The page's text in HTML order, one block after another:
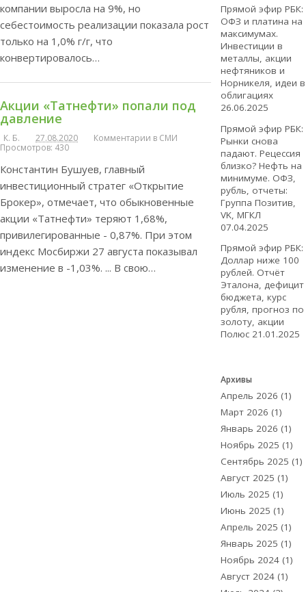
компании выросла на 9%, но
себестоимость реализации показала рост
только на 1,0% г/г, что
конвертировалось…
Акции «Татнефти» попали под
давление
К. Б. 27.08.2020
Комментарии в СМИ
Просмотров: 430
Константин Бушуев, главный
инвестиционный стратег «Открытие
Брокер», отмечает, что обыкновенные
акции «Татнефти» теряют 1,68%,
привилегированные - 0,87%. При этом
индекс Мосбиржи 27 августа показывал
изменение в -1,03%. ... В свою…
Прямой эфир РБК:
ОФЗ и платина на
максимумах.
Инвестиции в
металлы, акции
нефтяников и
Норникеля, идеи в
облигациях
26.06.2025
Прямой эфир РБК:
Рынки снова
падают. Рецессия
близко? Нефть на
минимуме. ОФЗ,
рубль, отчеты:
Группа Позитив,
VK, МГКЛ
07.04.2025
Прямой эфир РБК:
Доллар ниже 100
рублей. Отчёт
Эталона, дефицит
бюджета, курс
рубля, прогноз по
золоту, акции
Полюс 21.01.2025
Архивы
Апрель 2026 (1)
Март 2026 (1)
Январь 2026 (1)
Ноябрь 2025 (1)
Сентябрь 2025 (1)
Август 2025 (1)
Июль 2025 (1)
Июнь 2025 (1)
Апрель 2025 (1)
Январь 2025 (1)
Ноябрь 2024(1)
Август 2024(1)